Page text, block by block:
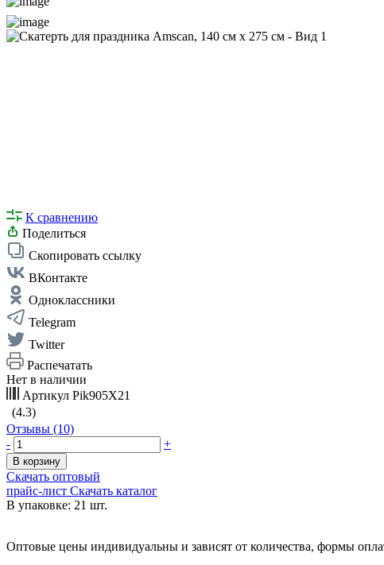
К сравнению
Поделиться
Скопировать ссылку
ВКонтакте
Одноклассники
Telegram
Twitter
Распечатать
Нет в наличии
Артикул Pik905X21
(4.3)
Отзывы (10)
-
+
В корзину
Скачать оптовый
прайс-лист Скачать каталог
В упаковке: 21 шт.
Оптовые цены индивидуальны и зависят от количества, формы